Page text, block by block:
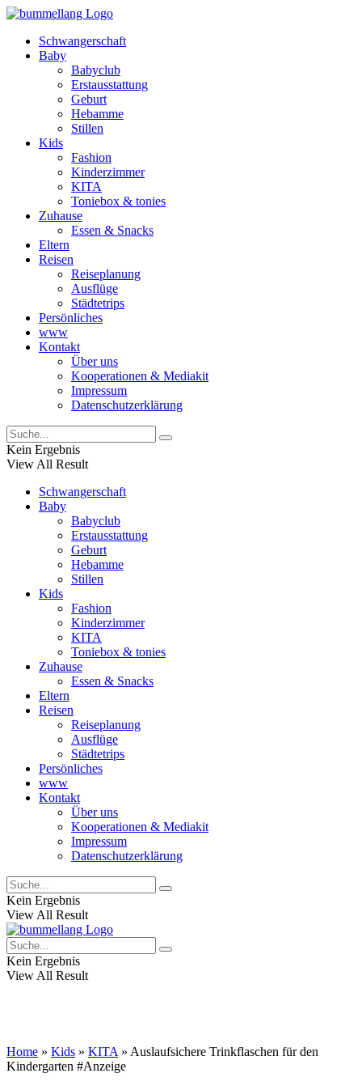
Schwangerschaft
Baby
Babyclub
Erstausstattung
Geburt
Hebamme
Stillen
Kids
Fashion
Kinderzimmer
KITA
Toniebox & tonies
Zuhause
Essen & Snacks
Eltern
Reisen
Reiseplanung
Ausflüge
Städtetrips
Persönliches
www
Kontakt
Über uns
Kooperationen & Mediakit
Impressum
Datenschutzerklärung
Kein Ergebnis
View All Result
Schwangerschaft
Baby
Babyclub
Erstausstattung
Geburt
Hebamme
Stillen
Kids
Fashion
Kinderzimmer
KITA
Toniebox & tonies
Zuhause
Essen & Snacks
Eltern
Reisen
Reiseplanung
Ausflüge
Städtetrips
Persönliches
www
Kontakt
Über uns
Kooperationen & Mediakit
Impressum
Datenschutzerklärung
Kein Ergebnis
View All Result
Kein Ergebnis
View All Result
Home » Kids » KITA » Auslaufsichere Trinkflaschen für den
Kindergarten #Anzeige